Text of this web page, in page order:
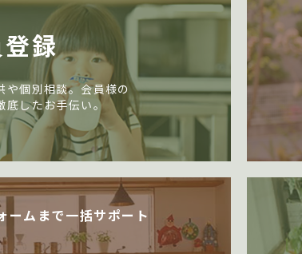
録
や個別相談。会員様の
底したお手伝い。
ームまで一括サポート